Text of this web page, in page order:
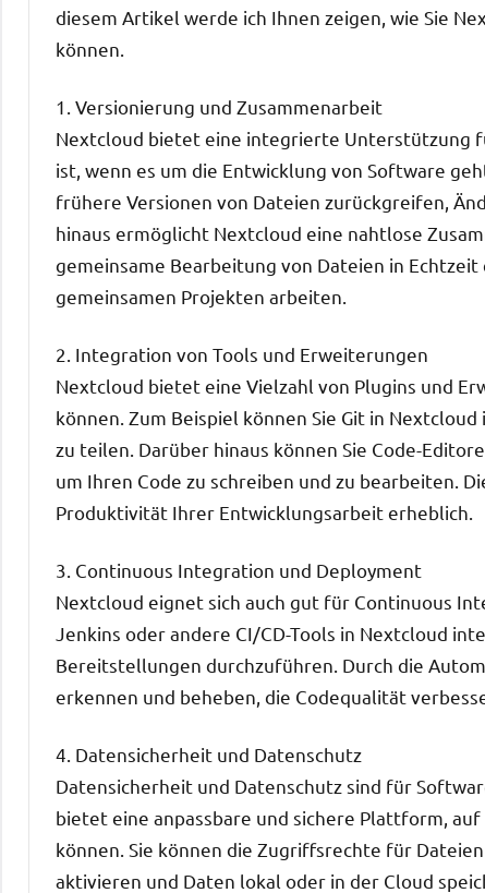
diesem Artikel werde ich Ihnen zeigen, wie Sie
können.
1. Versionierung und Zusammenarbeit
Nextcloud bietet eine integrierte Unterstützung
ist, wenn es um die Entwicklung von Software
frühere Versionen von Dateien zurückgreifen,
hinaus ermöglicht Nextcloud eine nahtlose
gemeinsame Bearbeitung von Dateien in
gemeinsamen Projekten arbeiten.
2. Integration von Tools und Erweiterungen
Nextcloud bietet eine Vielzahl von Plugins und
können. Zum Beispiel können Sie Git in
zu teilen. Darüber hinaus können Sie Code-
um Ihren Code zu schreiben und zu bearbeiten.
Produktivität Ihrer Entwicklungsarbeit erheblich.
3. Continuous Integration und Deployment
Nextcloud eignet sich auch gut für Continuous
Jenkins oder andere CI/CD-Tools in Nextcloud
Bereitstellungen durchzuführen. Durch die
erkennen und beheben, die Codequalität
4. Datensicherheit und Datenschutz
Datensicherheit und Datenschutz sind für
bietet eine anpassbare und sichere Plattform,
können. Sie können die Zugriffsrechte für
aktivieren und Daten lokal oder in der Cloud